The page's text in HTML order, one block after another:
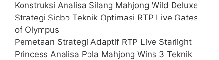
Konstruksi Analisa Silang Mahjong Wild Deluxe
Strategi Sicbo Teknik Optimasi RTP Live Gates
of Olympus
Pemetaan Strategi Adaptif RTP Live Starlight
Princess Analisa Pola Mahjong Wins 3 Teknik